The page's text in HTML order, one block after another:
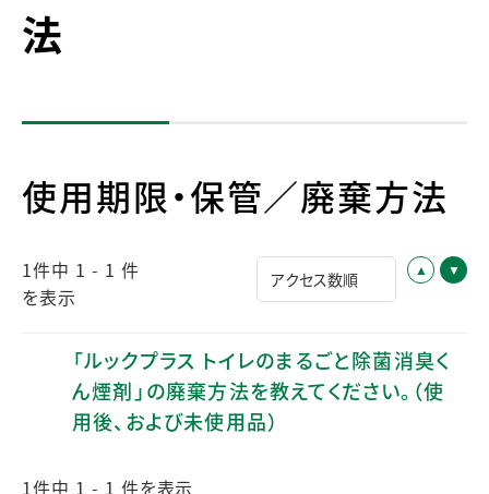
法
使用期限・保管／廃棄方法
1件中 1 - 1 件
を表示
「ルックプラス トイレのまるごと除菌消臭く
ん煙剤」の廃棄方法を教えてください。（使
用後、および未使用品）
1件中 1 - 1 件を表示